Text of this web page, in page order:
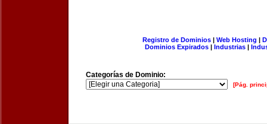
Registro de Dominios| Web Hosting |
Dominios Expirados | Industrias |
Categorías de Dominio:
[Pág.